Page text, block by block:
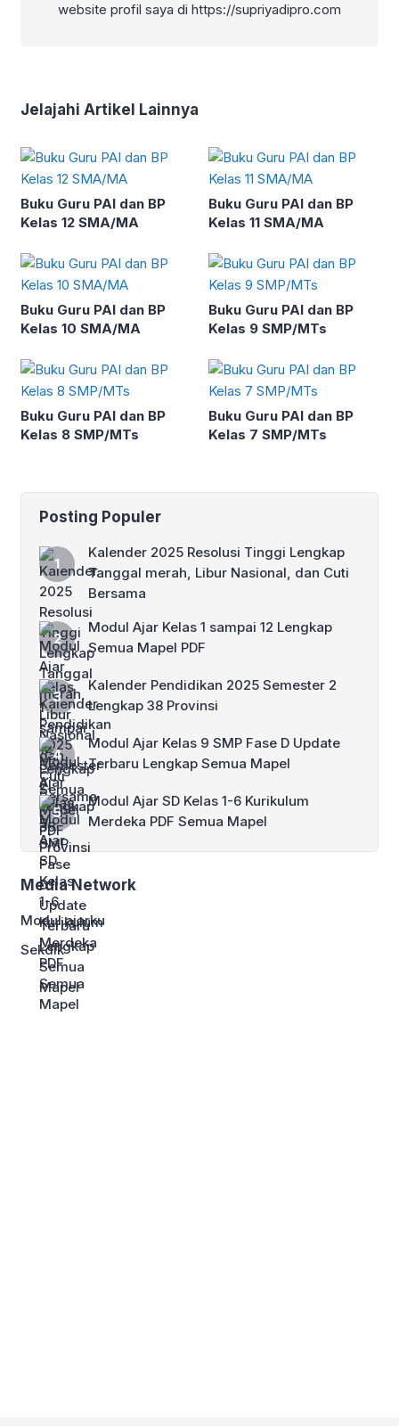
website profil saya di https://supriyadipro.com
Jelajahi Artikel Lainnya
Buku Guru PAI dan BP
Kelas 12 SMA/MA
Buku Guru PAI dan BP
Kelas 11 SMA/MA
Buku Guru PAI dan BP
Kelas 10 SMA/MA
Buku Guru PAI dan BP
Kelas 9 SMP/MTs
Buku Guru PAI dan BP
Kelas 8 SMP/MTs
Buku Guru PAI dan BP
Kelas 7 SMP/MTs
Posting Populer
Kalender 2025 Resolusi Tinggi Lengkap
Tanggal merah, Libur Nasional, dan Cuti
Bersama
Modul Ajar Kelas 1 sampai 12 Lengkap
Semua Mapel PDF
Kalender Pendidikan 2025 Semester 2
Lengkap 38 Provinsi
Modul Ajar Kelas 9 SMP Fase D Update
Terbaru Lengkap Semua Mapel
Modul Ajar SD Kelas 1-6 Kurikulum
Merdeka PDF Semua Mapel
Media Network
Modul ajarku
Sekdik